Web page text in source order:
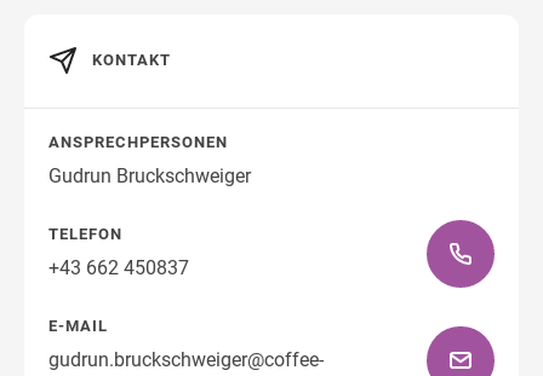
KONTAKT
ANSPRECHPERSONEN
Gudrun Bruckschweiger
TELEFON
+43 662 450837
E-MAIL
gudrun.bruckschweiger@coffee-